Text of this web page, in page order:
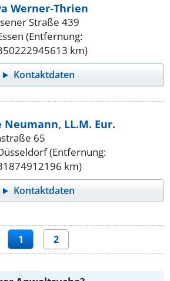
Werner-Thrien
Straße 439
(Entfernung:
km)
Kontaktdaten
Neumann, LL.M. Eur.
65
(Entfernung:
km)
Kontaktdaten
1 2